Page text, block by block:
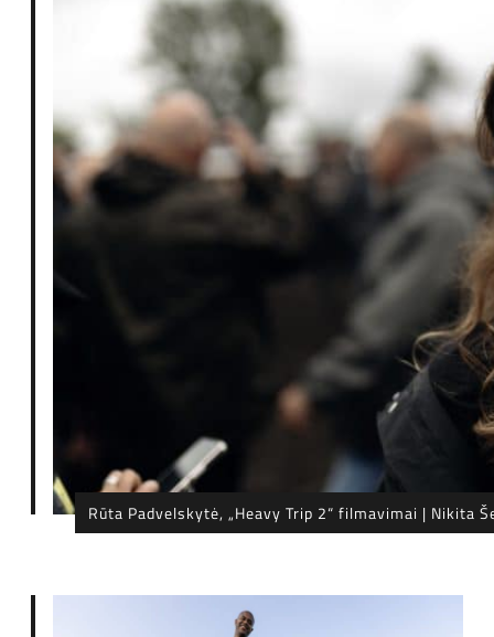
Rūta Padvelskytė, „Heavy Trip 2“ filmavimai | Nikita